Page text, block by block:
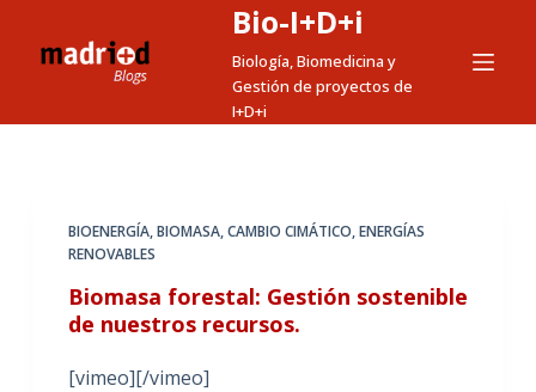
t
Bio-I+D+i
Biología, Biomedicina y
Gestión de proyectos de
I+D+i
BIOENERGÍA,BIOMASA,CAMBIO CIMÁTICO,ENERGÍAS
RENOVABLES
Biomasa forestal: Gestión sostenible
de nuestros recursos.
[vimeo][/vimeo]